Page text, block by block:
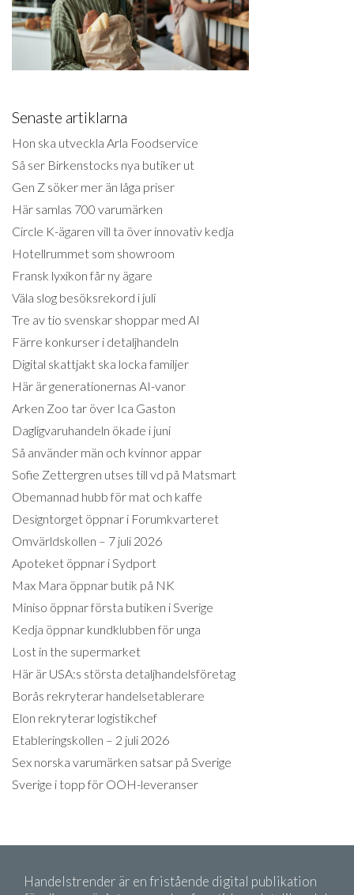
Senaste artiklarna
Hon ska utveckla Arla Foodservice
Så ser Birkenstocks nya butiker ut
Gen Z söker mer än låga priser
Här samlas 700 varumärken
Circle K-ägaren vill ta över innovativ kedja
Hotellrummet som showroom
Fransk lyxikon får ny ägare
Väla slog besöksrekord i juli
Tre av tio svenskar shoppar med AI
Färre konkurser i detaljhandeln
Digital skattjakt ska locka familjer
Här är generationernas AI-vanor
Arken Zoo tar över Ica Gaston
Dagligvaruhandeln ökade i juni
Så använder män och kvinnor appar
Sofie Zettergren utses till vd på Matsmart
Obemannad hubb för mat och kaffe
Designtorget öppnar i Forumkvarteret
Omvärldskollen – 7 juli 2026
Apoteket öppnar i Sydport
Max Mara öppnar butik på NK
Miniso öppnar första butiken i Sverige
Kedja öppnar kundklubben för unga
Lost in the supermarket
Här är USA:s största detaljhandelsföretag
Borås rekryterar handelsetablerare
Elon rekryterar logistikchef
Etableringskollen – 2 juli 2026
Sex norska varumärken satsar på Sverige
Sverige i topp för OOH-leveranser
Handelstrender är en fristående digital publikation